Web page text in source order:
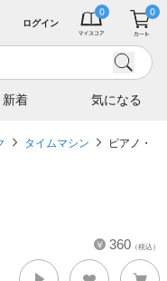
新着 気になる
ログイン
タイムマシン
ピアノ・
360 （税込）